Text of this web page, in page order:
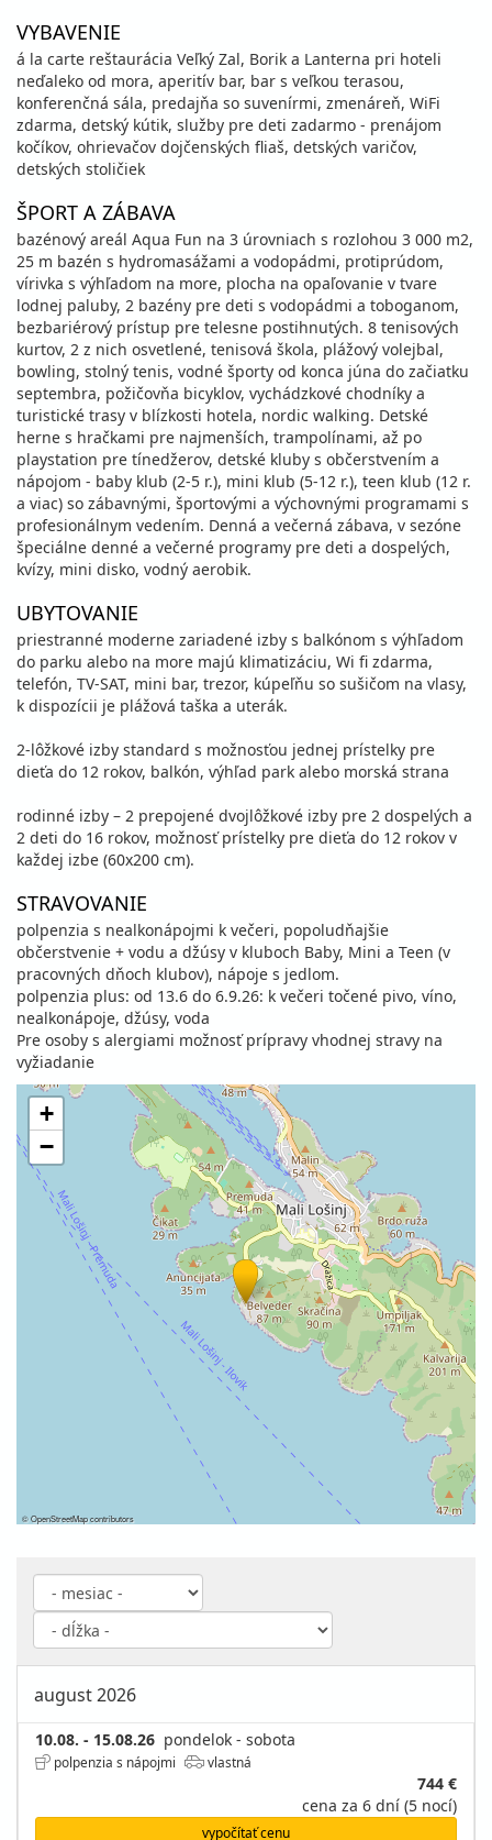
VYBAVENIE
á la carte reštaurácia Veľký Zal, Borik a Lanterna pri hoteli
neďaleko od mora, aperitív bar, bar s veľkou terasou,
konferenčná sála, predajňa so suvenírmi, zmenáreň, WiFi
zdarma, detský kútik, služby pre deti zadarmo - prenájom
kočíkov, ohrievačov dojčenských fliaš, detských varičov,
detských stoličiek
ŠPORT A ZÁBAVA
bazénový areál Aqua Fun na 3 úrovniach s rozlohou 3 000 m2,
25 m bazén s hydromasážami a vodopádmi, protiprúdom,
vírivka s výhľadom na more, plocha na opaľovanie v tvare
lodnej paluby, 2 bazény pre deti s vodopádmi a toboganom,
bezbariérový prístup pre telesne postihnutých. 8 tenisových
kurtov, 2 z nich osvetlené, tenisová škola, plážový volejbal,
bowling, stolný tenis, vodné športy od konca júna do začiatku
septembra, požičovňa bicyklov, vychádzkové chodníky a
turistické trasy v blízkosti hotela, nordic walking. Detské
herne s hračkami pre najmenších, trampolínami, až po
playstation pre tínedžerov, detské kluby s občerstvením a
nápojom - baby klub (2-5 r.), mini klub (5-12 r.), teen klub (12 r.
a viac) so zábavnými, športovými a výchovnými programami s
profesionálnym vedením. Denná a večerná zábava, v sezóne
špeciálne denné a večerné programy pre deti a dospelých,
kvízy, mini disko, vodný aerobik.
UBYTOVANIE
priestranné moderne zariadené izby s balkónom s výhľadom
do parku alebo na more majú klimatizáciu, Wi fi zdarma,
telefón, TV-SAT, mini bar, trezor, kúpeľňu so sušičom na vlasy,
k dispozícii je plážová taška a uterák.
2-lôžkové izby standard s možnosťou jednej prístelky pre
dieťa do 12 rokov, balkón, výhľad park alebo morská strana
rodinné izby – 2 prepojené dvojlôžkové izby pre 2 dospelých a
2 deti do 16 rokov, možnosť prístelky pre dieťa do 12 rokov v
každej izbe (60x200 cm).
STRAVOVANIE
polpenzia s nealkonápojmi k večeri, popoludňajšie
občerstvenie + vodu a džúsy v kluboch Baby, Mini a Teen (v
pracovných dňoch klubov), nápoje s jedlom.
polpenzia plus: od 13.6 do 6.9.26: k večeri točené pivo, víno,
nealkonápoje, džúsy, voda
Pre osoby s alergiami možnosť prípravy vhodnej stravy na
vyžiadanie
+
−
©OpenStreetMapcontributors
august 2026
10.08. - 15.08.26 pondelok - sobota
polpenzia s nápojmi vlastná
744 €
cena za 6 dní (5 nocí)
vypočítať cenu